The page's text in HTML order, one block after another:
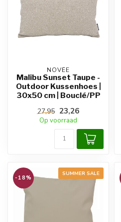
NOVÉE
Malibu Sunset Taupe -
Outdoor Kussenhoes |
30x50 cm | Bouclé/PP
27,95 23,26
Op voorraad
SUMMER SALE
-18%